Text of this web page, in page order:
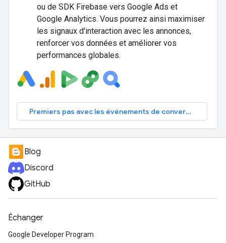
ou de SDK Firebase vers Google Ads et
Google Analytics. Vous pourrez ainsi maximiser
les signaux d'interaction avec les annonces,
renforcer vos données et améliorer vos
performances globales.
Premiers pas avec les événements de conversion
Blog
Discord
GitHub
Échanger
Google Developer Program